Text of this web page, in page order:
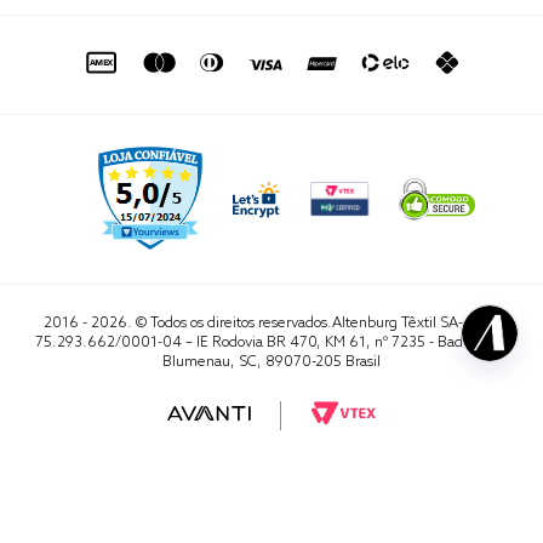
sac@altenburg.com.br
2016 - 2026. © Todos os direitos reservados.Altenburg Têxtil SA- CNPJ
75.293.662/0001-04 – IE Rodovia BR 470, KM 61, nº 7235 - Badenfurt,
Blumenau, SC, 89070-205 Brasil